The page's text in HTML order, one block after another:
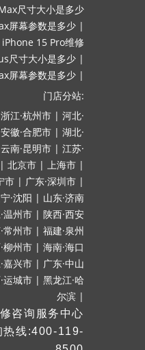
尺寸大小是多少
屏幕参数是多少 |
iPhone 15 Pro维修
尺寸大小是多少 |
屏幕参数是多少 |
门店分站:
浙江·杭州市 | 河北·
安徽·合肥市 | 湖北·
云南·昆明市 | 江苏·
| 北京市 | 上海市 |
市 | 广东·深圳市 |
·沈阳 | 山东·济南
温州市 | 陕西·西安
常州市 | 福建·泉州
柳州市 | 海南·海口
嘉兴市 | 广东·中山
运城市 | 黑龙江·哈
尔滨 |
咨询服务中心
热线:400-119-